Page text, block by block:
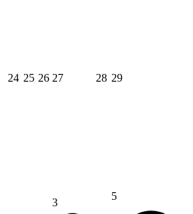
24 25 26 27 28 29
3
5